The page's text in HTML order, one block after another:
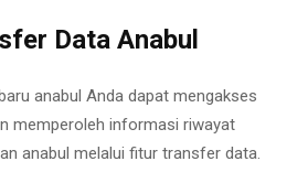
Data Anabul
anabul Anda dapat mengakses
memperoleh informasi riwayat
anabul melalui fitur transfer data.